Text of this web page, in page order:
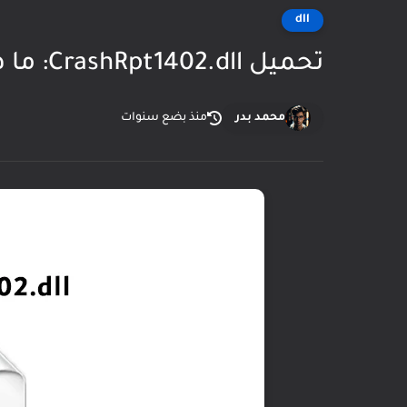
dll
تحميل CrashRpt1402.dll: ما هو هذا الملف؟ ولماذا قد تحتاج إليه؟
محمد بدر منذ بضع سنوات